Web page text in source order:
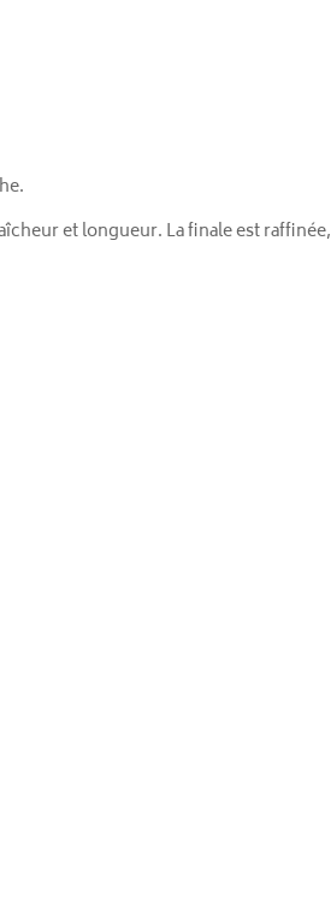
et longueur. La finale est raffinée,